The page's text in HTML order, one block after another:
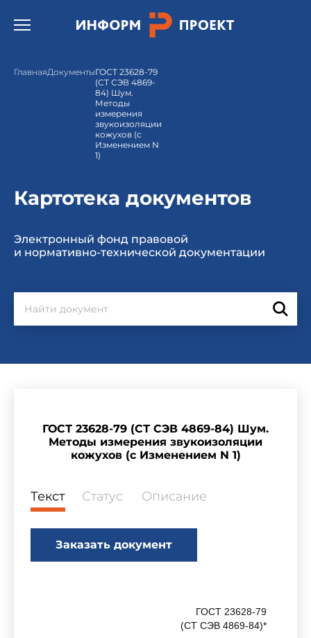
Открыть бургер меню.
ГлавнаяДокументыГОСТ 23628-79
(СТ СЭВ 4869-
84) Шум.
Методы
измерения
звукоизоляции
кожухов (с
Изменением N
1)
Картотека документов
Электронный фонд правовой
и нормативно-технической документации
ГОСТ 23628-79 (СТ СЭВ 4869-84) Шум.
Методы измерения звукоизоляции
кожухов (с Изменением N 1)
Текст Статус Описание
Заказать документ
ГОСТ 23628-79
(СТ СЭВ 4869-84)*